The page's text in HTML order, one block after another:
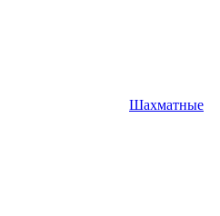
Шахматные